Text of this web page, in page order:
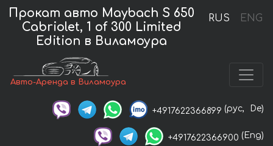
RUS ENG
Прокат авто Maybach S 650
Cabriolet, 1 of 300 Limited
Edition в Виламоура
Авто-Аренда в Виламоура
+4917622366899 (рус, De)
+4917622366900 (Eng)